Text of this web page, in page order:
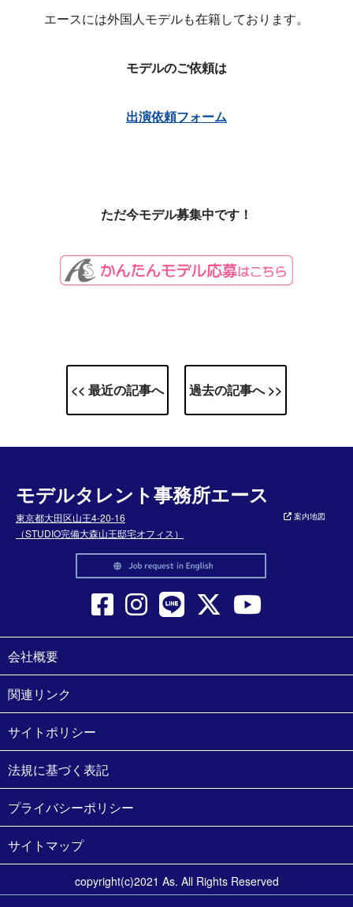
エースには外国人モデルも在籍しております。
モデルのご依頼は
出演依頼フォーム
ただ今モデル募集中です！
<< 最近の記事へ 過去の記事へ >>
モデルタレント事務所エース
東京都大田区山王4-20-16
（STUDIO完備大森山王邸宅オフィス）
案内地図
会社概要
関連リンク
サイトポリシー
法規に基づく表記
プライバシーポリシー
サイトマップ
copyright(c)2021 As. All Rights Reserved